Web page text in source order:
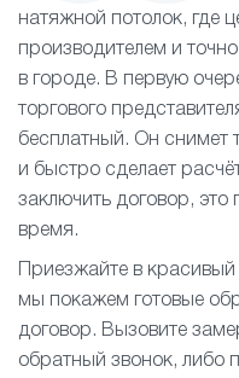
натяжной потолок, где
производителем и
в городе. В первую
торгового
бесплатный. Он снимет
и быстро сделает
заключить договор,
время.
Приезжайте в
мы покажем готовые
договор. Вызовите
обратный звонок, либо